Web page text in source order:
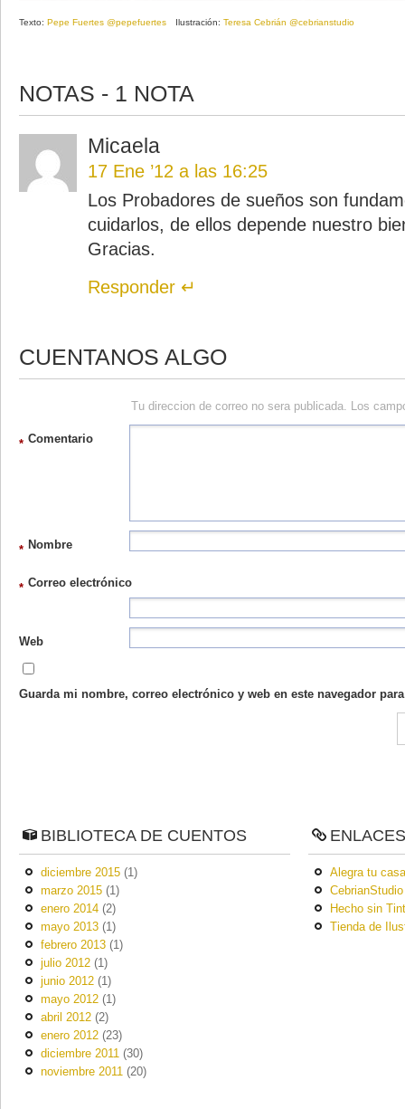
Texto: Pepe Fuertes @pepefuertes Ilustración: Teresa Cebrián @cebrianstudio
NOTAS - 1 NOTA
Micaela
17 Ene ’12 a las 16:25
Los Probadores de sueños son
cuidarlos, de ellos depende nuestro
Gracias.
Responder
CUENTANOS ALGO
Tu direccion de correo no sera publicada. Los
Comentario
*
Nombre
*
Correo electrónico
*
Web
Guarda mi nombre, correo electrónico y web en este navegador
BIBLIOTECA DE CUENTOS
diciembre 2015 (1)
marzo 2015 (1)
enero 2014 (2)
mayo 2013 (1)
febrero 2013 (1)
julio 2012 (1)
junio 2012 (1)
mayo 2012 (1)
abril 2012 (2)
enero 2012 (23)
diciembre 2011 (30)
noviembre 2011 (20)
ENLACES
Alegra tu
CebrianStudio
Hecho sin
Tienda de